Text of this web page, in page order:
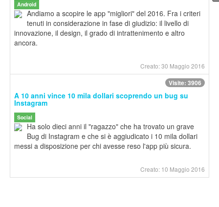
Android
Andiamo a scopire le app "migliori" del 2016. Fra i criteri
tenuti in considerazione in fase di giudizio: il livello di
innovazione, il design, il grado di intrattenimento e altro
ancora.
Creato: 30 Maggio 2016
Visite: 3906
A 10 anni vince 10 mila dollari scoprendo un bug su
Instagram
Social
Ha solo dieci anni il "ragazzo" che ha trovato un grave
Bug di Instagram e che si è aggiudicato i 10 mila dollari
messi a disposizione per chi avesse reso l'app più sicura.
Creato: 10 Maggio 2016